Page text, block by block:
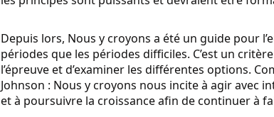
Depuis lors, Nous y croyons a été un guide pour
périodes que les périodes difficiles. C’est un
l’épreuve et d’examiner les différentes options.
Johnson : Nous y croyons nous incite à agir avec
et à poursuivre la croissance afin de continuer à